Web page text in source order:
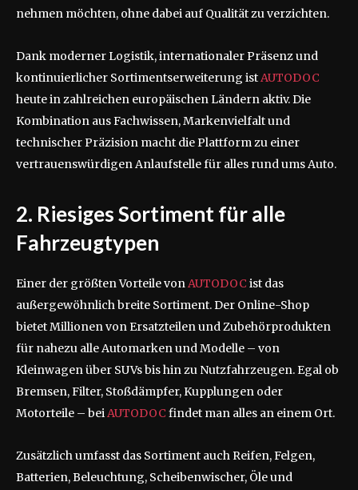
nehmen möchten, ohne dabei auf Qualität zu verzichten.
Dank moderner Logistik, internationaler Präsenz und
kontinuierlicher Sortimentserweiterung istAUTODOC
heute in zahlreichen europäischen Ländern aktiv. Die
Kombination aus Fachwissen, Markenvielfalt und
technischer Präzision macht die Plattform zu einer
vertrauenswürdigen Anlaufstelle für alles rund ums Auto.
2. Riesiges Sortiment für alle
Fahrzeugtypen
Einer der größten Vorteile vonAUTODOC ist das
außergewöhnlich breite Sortiment. Der Online-Shop
bietet Millionen von Ersatzteilen und Zubehörprodukten
für nahezu alle Automarken und Modelle – von
Kleinwagen über SUVs bis hin zu Nutzfahrzeugen. Egal ob
Bremsen, Filter, Stoßdämpfer, Kupplungen oder
Motorteile – beiAUTODOC findet man alles an einem Ort.
Zusätzlich umfasst das Sortiment auch Reifen, Felgen,
Batterien, Beleuchtung, Scheibenwischer, Öle und